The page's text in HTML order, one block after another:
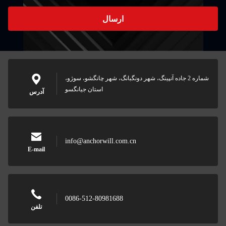
ارسال
آدرس
شماره 2 جاده آنپینگ، شهر دونگبانگ، شهر چانگشو، سوژو،
استان جیانگسو
E-mail
info@anchorwill.com.cn
تلفن
0086-512-80981688